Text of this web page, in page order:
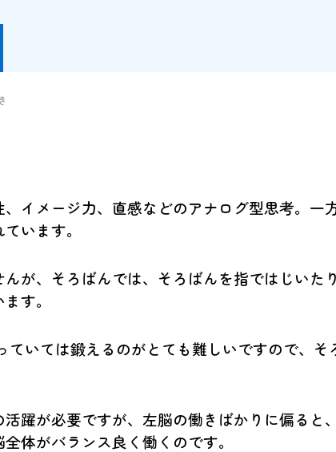
、イメージ力、直感などのアナログ型思考。一
います。
が、そろばんでは、そろばんを指ではじいた
す。
いては鍛えるのがとても難しいですので、そ
躍が必要ですが、左脳の働きばかりに偏ると
体がバランス良く働くのです。